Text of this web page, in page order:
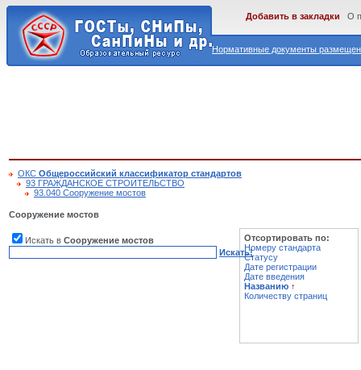
Нормативные документы
Добавить в закладки О
ОКС Общероссийский классификатор стандартов
93 ГРАЖДАНСКОЕ СТРОИТЕЛЬСТВО
93.040 Сооружение мостов
Сооружение мостов
Искать в Сооружение мостов
Искать!
Отсортировать по:
Номеру стандарта
Статусу
Дате регистрации
Дате введения
Названию ↑
Количеству страниц